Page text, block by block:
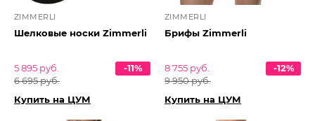
ZIMMERLI
Шелковые носки Zimmerli
5 895 руб.
6 695 руб.
-11%
Купить на ЦУМ
ZIMMERLI
Брифы Zimmerli
8 755 руб.
9 950 руб.
-12%
Купить на ЦУМ